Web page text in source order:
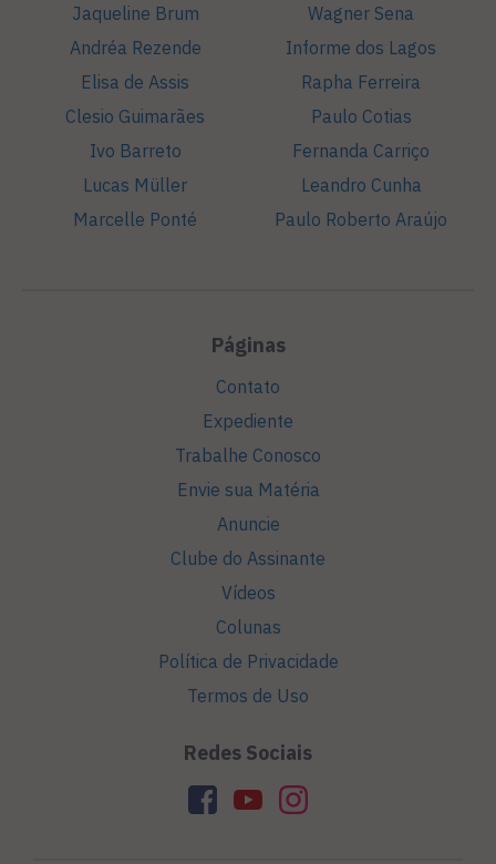
Jaqueline Brum
Andréa Rezende
Elisa de Assis
Clesio Guimarães
Ivo Barreto
Lucas Müller
Marcelle Ponté
Wagner Sena
Informe dos Lagos
Rapha Ferreira
Paulo Cotias
Fernanda Carriço
Leandro Cunha
Paulo Roberto Araújo
Páginas
Contato
Expediente
Trabalhe Conosco
Envie sua Matéria
Anuncie
Clube do Assinante
Vídeos
Colunas
Política de Privacidade
Termos de Uso
Redes Sociais